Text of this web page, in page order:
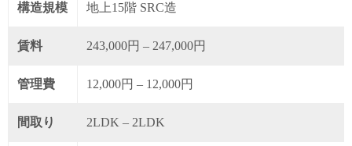
構造規模 地上15階 SRC造
賃料 243,000円 – 247,000円
管理費 12,000円 – 12,000円
間取り 2LDK – 2LDK